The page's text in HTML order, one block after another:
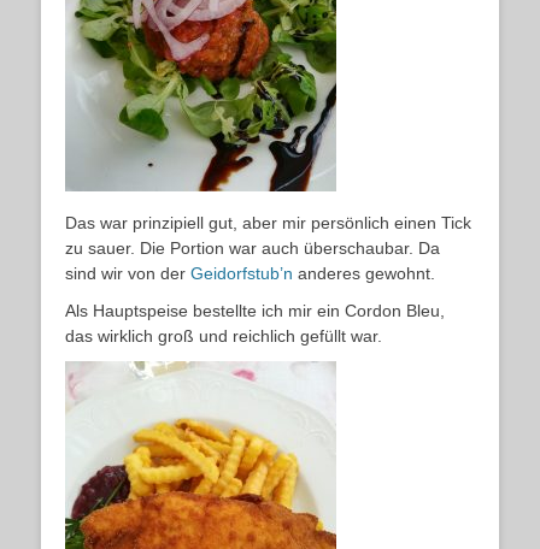
Das war prinzipiell gut, aber mir persönlich einen Tick
zu sauer. Die Portion war auch überschaubar. Da
sind wir von der Geidorfstub’n anderes gewohnt.
Als Hauptspeise bestellte ich mir ein Cordon Bleu,
das wirklich groß und reichlich gefüllt war.